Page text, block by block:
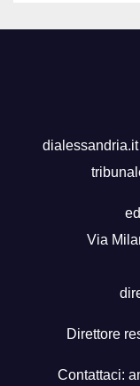
Via
Direttore
Contattaci: